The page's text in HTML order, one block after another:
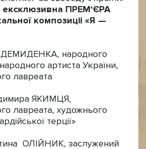
ексклюзивна ПРЕМ‘ЄРА
композиціі «Я —
ДЕМИДЕНКА, народного
артиста України,
лавреата
ЯКИМЦЯ,
лавреата, художнього
терції»
ОЛІЙНИК, заслужений